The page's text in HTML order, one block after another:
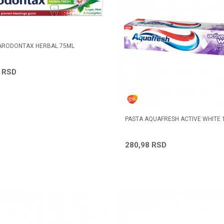
HERBAL 75ML
RSD
PASTA AQUAFRESH ACTIVE WHITE
280,98 RSD